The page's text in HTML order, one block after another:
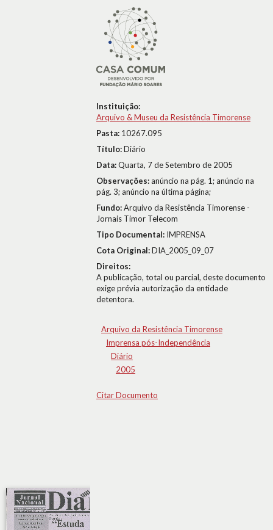
Instituição:
Arquivo & Museu da Resistência Timorense
Pasta: 10267.095
Título:Diário
Data:Quarta, 7 de Setembro de 2005
Observações:anúncio na pág. 1; anúncio na
pág. 3; anúncio na última página;
Fundo:Arquivo da Resistência Timorense -
Jornais Timor Telecom
Tipo Documental: IMPRENSA
Cota Original:DIA_2005_09_07
Direitos:
A publicação, total ou parcial, deste documento
exige prévia autorização da entidade
detentora.
Arquivo da Resistência Timorense
Imprensa pós-Independência
Diário
2005
Citar Documento